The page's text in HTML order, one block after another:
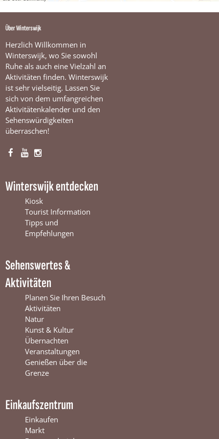
e
w
i
j
k
n
e
r
s
w
i
j
k
i
t
e
r
s
w
i
j
k
i
e
r
s
w
i
k
Über Winterswijk
Herzlich Willkommen in
Winterswijk, wo Sie sowohl
Ruhe als auch eine Vielzahl an
Aktivitäten finden. Winterswijk
ist sehr vielseitig. Lassen Sie
sich von dem umfangreichen
Aktivitätenkalender und den
Sehenswürdigkeiten
überraschen!
F
e
n
t
e
Y
T
u
b
e
W
t
e
r
s
w
i
j
k
I
t
a
g
r
a
i
t
e
r
s
w
i
j
k
Winterswijk entdecken
Kiosk
Tourist Information
Tipps und
Empfehlungen
Sehenswertes &
Aktivitäten
Planen Sie Ihren Besuch
Aktivitäten
Natur
Kunst & Kultur
Übernachten
Veranstaltungen
Genießen über die
Grenze
Einkaufszentrum
Einkaufen
Markt